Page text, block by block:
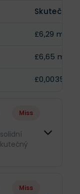
Skutečnost
£6,29 mil.
£6,65 mil.
£0,0035
Miss
Miss